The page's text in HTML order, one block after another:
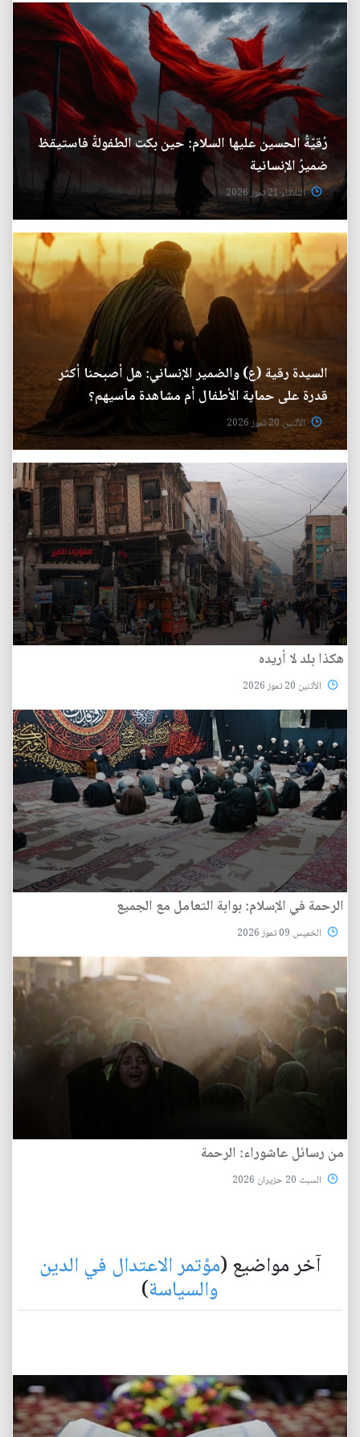
رُقيّةُ الحسين عليها السلام: حين بكت الطفولةُ فاستيقظ
ضميرُ الإنسانية
الثلاثاء 21 تموز 2026
السيدة رقية (ع) والضمير الإنساني: هل أصبحنا أكثر
قدرة على حماية الأطفال أم مشاهدة مآسيهم؟
الأثنين 20 تموز 2026
هكذا بلد لا أريده
الأثنين 20 تموز 2026
الرحمة في الإسلام: بوابة التعامل مع الجميع
الخميس 09 تموز 2026
من رسائل عاشوراء: الرحمة
السبت 20 حزيران 2026
آخر مواضيع (مؤتمر الاعتدال في الدين
والسياسة)